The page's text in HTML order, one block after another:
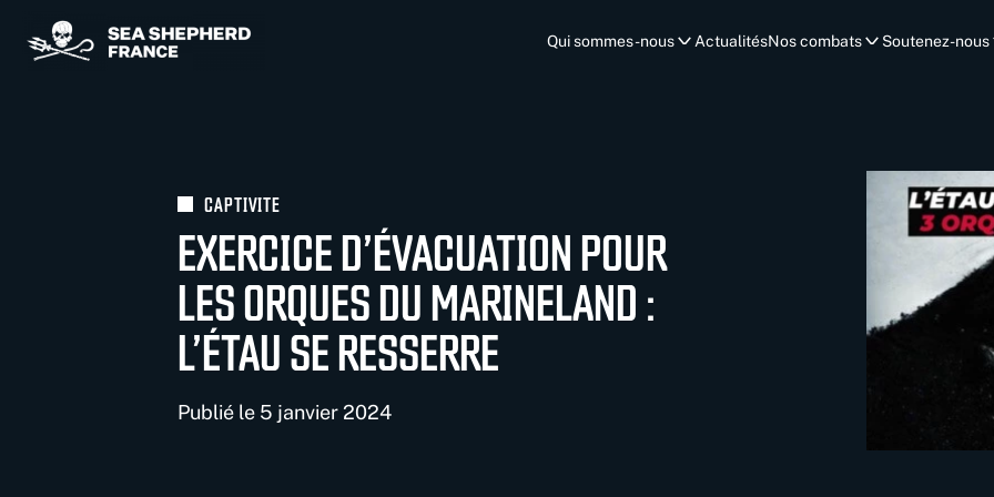
Qui sommes-nous ActualitésNos combats Soutenez-nous
CAPTIVITE
EXERCICE D’ÉVACUATION POUR
LES ORQUES DU MARINELAND :
L’ÉTAU SE RESSERRE
Publié le 5 janvier 2024
Panneau de gestion des cookies